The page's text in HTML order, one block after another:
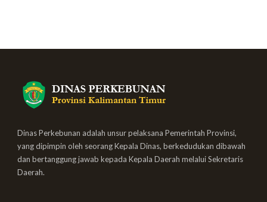
Dinas Perkebunan adalah unsur pelaksana Pemerintah Provinsi,
yang dipimpin oleh seorang Kepala Dinas, berkedudukan dibawah
dan bertanggung jawab kepada Kepala Daerah melalui Sekretaris
Daerah.